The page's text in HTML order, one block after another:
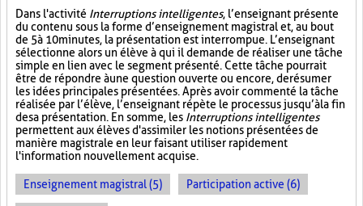
Dans l'activité Interruptions intelligentes, l’enseignant présente
du contenu sous la forme d’enseignement magistral et, au bout
de 5 à 10 minutes, la présentation est interrompue. L’enseignant
sélectionne alors un élève à qui il demande de réaliser une tâche
simple en lien avec le segment présenté. Cette tâche pourrait
être de répondre à une question ouverte ou encore, de résumer
les idées principales présentées. Après avoir commenté la tâche
réalisée par l’élève, l’enseignant répète le processus jusqu’à la fin
de sa présentation. En somme, les Interruptions intelligentes
permettent aux élèves d'assimiler les notions présentées de
manière magistrale en leur faisant utiliser rapidement
l'information nouvellement acquise.
Enseignement magistral (5) Participation active (6)